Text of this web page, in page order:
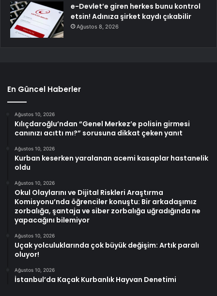
e-Devlet’e giren herkes bunu kontrol
etsin! Adınıza şirket kaydı çıkabilir
Ağustos 8, 2026
En Güncel Haberler
Ağustos 10, 2026
Kılıçdaroğlu’ndan “Genel Merkez’e polisin girmesi
canınızı acıttı mı?” sorusuna dikkat çeken yanıt
Ağustos 10, 2026
Kurban keserken yaralanan acemi kasaplar hastanelik
oldu
Ağustos 10, 2026
Okul Olaylarını ve Dijital Riskleri Araştırma
Komisyonu’nda öğrenciler konuştu: Bir arkadaşımız
zorbalığa, şantaja ve siber zorbalığa uğradığında ne
yapacağını bilemiyor
Ağustos 10, 2026
Uçak yolculuklarında çok büyük değişim: Artık paralı
oluyor!
Ağustos 10, 2026
İstanbul’da Kaçak Kurbanlık Hayvan Denetimi